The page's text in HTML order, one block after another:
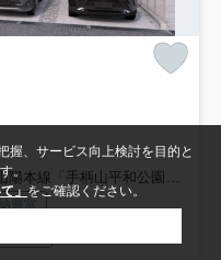
陽本線「手柄山平和公園」駅 徒歩25分
豊富
チン
握、サービス向上検討を目的と
。
」をご確認ください。